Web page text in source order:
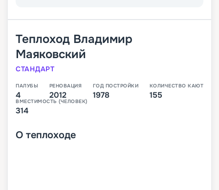
Теплоход Владимир
Маяковский
СТАНДАРТ
ПАЛУБЫ
4
РЕНОВАЦИЯ
2012
ГОД ПОСТРОЙКИ
1978
КОЛИЧЕСТВО КАЮТ
155
ВМЕСТИМОСТЬ (ЧЕЛОВЕК)
314
О теплоходе